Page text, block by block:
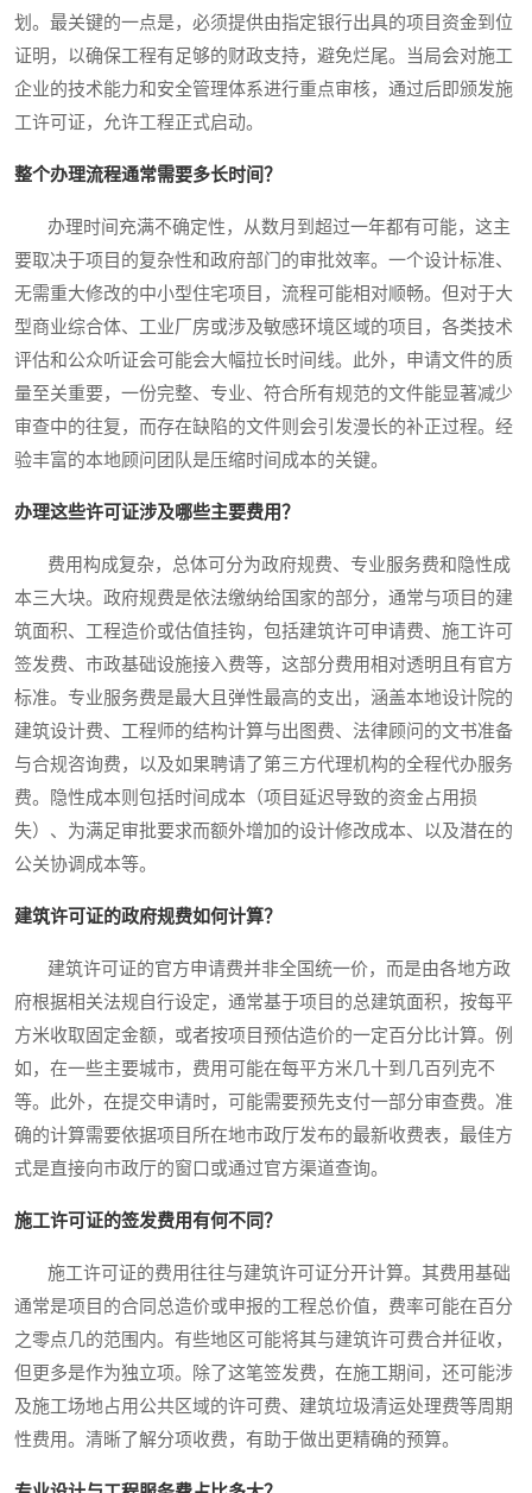
划。最关键的一点是，必须提供由指定银行出具的项目资金到位
证明，以确保工程有足够的财政支持，避免烂尾。当局会对施工
企业的技术能力和安全管理体系进行重点审核，通过后即颁发施
工许可证，允许工程正式启动。
整个办理流程通常需要多长时间？
办理时间充满不确定性，从数月到超过一年都有可能，这主
要取决于项目的复杂性和政府部门的审批效率。一个设计标准、
无需重大修改的中小型住宅项目，流程可能相对顺畅。但对于大
型商业综合体、工业厂房或涉及敏感环境区域的项目，各类技术
评估和公众听证会可能会大幅拉长时间线。此外，申请文件的质
量至关重要，一份完整、专业、符合所有规范的文件能显著减少
审查中的往复，而存在缺陷的文件则会引发漫长的补正过程。经
验丰富的本地顾问团队是压缩时间成本的关键。
办理这些许可证涉及哪些主要费用？
费用构成复杂，总体可分为政府规费、专业服务费和隐性成
本三大块。政府规费是依法缴纳给国家的部分，通常与项目的建
筑面积、工程造价或估值挂钩，包括建筑许可申请费、施工许可
签发费、市政基础设施接入费等，这部分费用相对透明且有官方
标准。专业服务费是最大且弹性最高的支出，涵盖本地设计院的
建筑设计费、工程师的结构计算与出图费、法律顾问的文书准备
与合规咨询费，以及如果聘请了第三方代理机构的全程代办服务
费。隐性成本则包括时间成本（项目延迟导致的资金占用损
失）、为满足审批要求而额外增加的设计修改成本、以及潜在的
公关协调成本等。
建筑许可证的政府规费如何计算？
建筑许可证的官方申请费并非全国统一价，而是由各地方政
府根据相关法规自行设定，通常基于项目的总建筑面积，按每平
方米收取固定金额，或者按项目预估造价的一定百分比计算。例
如，在一些主要城市，费用可能在每平方米几十到几百列克不
等。此外，在提交申请时，可能需要预先支付一部分审查费。准
确的计算需要依据项目所在地市政厅发布的最新收费表，最佳方
式是直接向市政厅的窗口或通过官方渠道查询。
施工许可证的签发费用有何不同？
施工许可证的费用往往与建筑许可证分开计算。其费用基础
通常是项目的合同总造价或申报的工程总价值，费率可能在百分
之零点几的范围内。有些地区可能将其与建筑许可费合并征收，
但更多是作为独立项。除了这笔签发费，在施工期间，还可能涉
及施工场地占用公共区域的许可费、建筑垃圾清运处理费等周期
性费用。清晰了解分项收费，有助于做出更精确的预算。